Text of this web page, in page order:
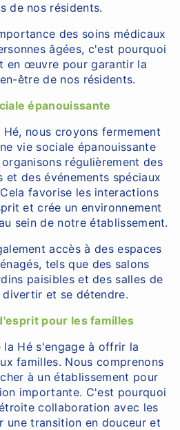
de nos résidents.
des soins médicaux
âgées, c'est pourquoi
en œuvre pour garantir la
être de nos résidents.
épanouissante
nous croyons fermement
vie sociale épanouissante
régulièrement des
des événements spéciaux
favorise les interactions
et crée un environnement
sein de notre établissement.
accès à des espaces
tels que des salons
paisibles et des salles de
et se détendre.
pour les familles
la Hé s'engage à offrir la
familles. Nous comprenons
à un établissement pour
importante. C'est pourquoi
collaboration avec les
une transition en douceur et